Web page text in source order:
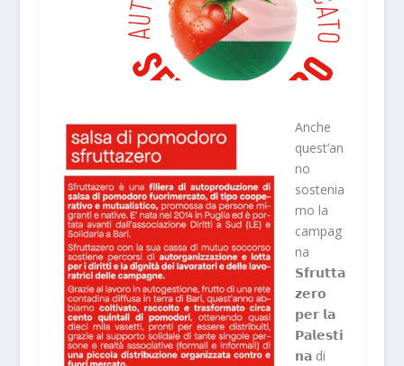
Anche
quest’an
no
sostenia
mo la
campag
na
𝗦𝗳𝗿𝘂𝘁𝘁𝗮
𝘇𝗲𝗿𝗼
𝗽𝗲𝗿 𝗹𝗮
𝗣𝗮𝗹𝗲𝘀𝘁𝗶
𝗻𝗮 di